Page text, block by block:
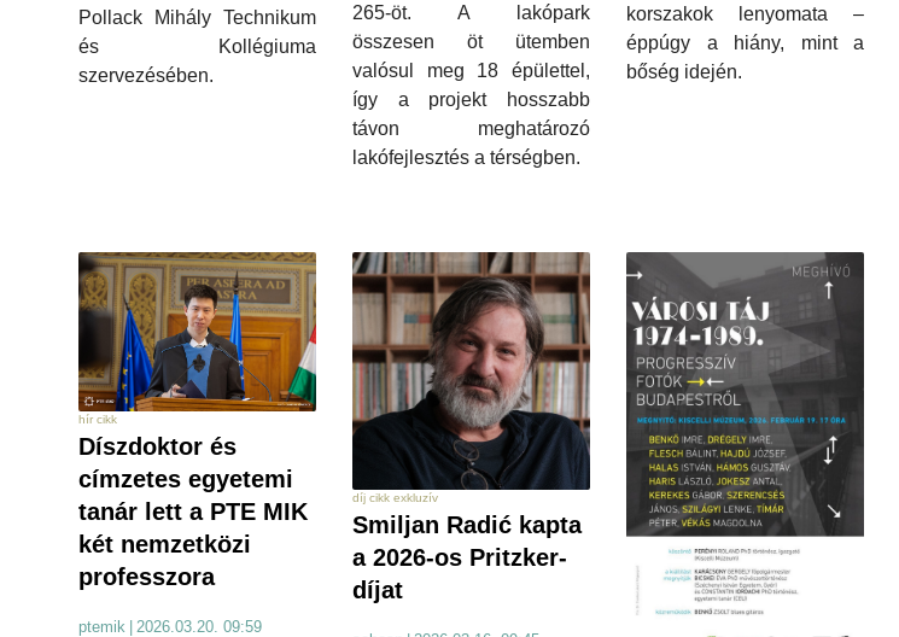
Pollack Mihály Technikum
és Kollégiuma
szervezésében.
265-öt. A lakópark
összesen öt ütemben
valósul meg 18 épülettel,
így a projekt hosszabb
távon meghatározó
lakófejlesztés a térségben.
korszakok lenyomata –
éppúgy a hiány, mint a
bőség idején.
hír cikk
Díszdoktor és
címzetes egyetemi
tanár lett a PTE MIK
két nemzetközi
professzora
ptemik 2026.03.20. 09:59
díj cikk exkluzív
Smiljan Radić kapta
a 2026-os Pritzker-
díjat